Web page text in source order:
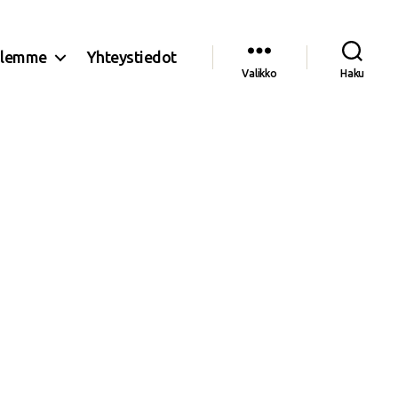
Yhteystiedot
Valikko Haku